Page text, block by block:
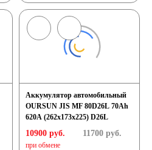
Аккумулятор автомобильный
OURSUN JIS MF 80D26L 70Ah
620А (262х173х225) D26L
10900 руб.
при обмене
11700руб.